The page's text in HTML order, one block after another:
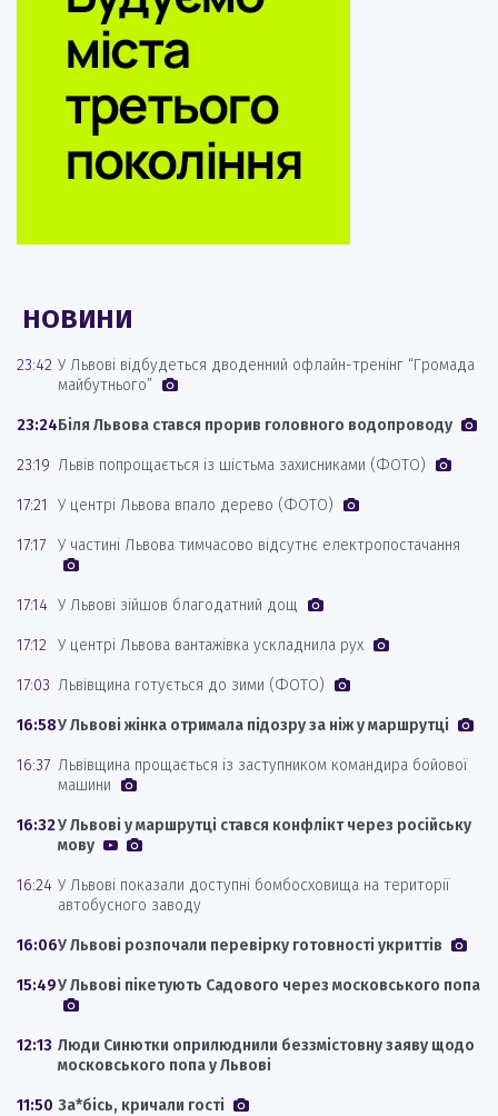
НОВИНИ
23:42 У Львові відбудеться дводенний офлайн-тренінг “Громада
майбутнього”
23:24Біля Львова стався прорив головного водопроводу
23:19 Львів попрощається із шістьма захисниками (ФОТО)
17:21 У центрі Львова впало дерево (ФОТО)
17:17 У частині Львова тимчасово відсутнє електропостачання
17:14 У Львові зійшов благодатний дощ
17:12 У центрі Львова вантажівка ускладнила рух
17:03 Львівщина готується до зими (ФОТО)
16:58У Львові жінка отримала підозру за ніж у маршрутці
16:37 Львівщина прощається із заступником командира бойової
машини
16:32У Львові у маршрутці стався конфлікт через російську
мову
16:24 У Львові показали доступні бомбосховища на території
автобусного заводу
16:06У Львові розпочали перевірку готовності укриттів
15:49У Львові пікетують Садового через московського попа
12:13 Люди Синютки оприлюднили беззмістовну заяву щодо
московського попа у Львові
11:50 За*бісь, кричали гості